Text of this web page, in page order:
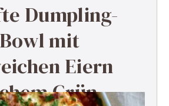
Dumpling-
mit
Eiern
Grün